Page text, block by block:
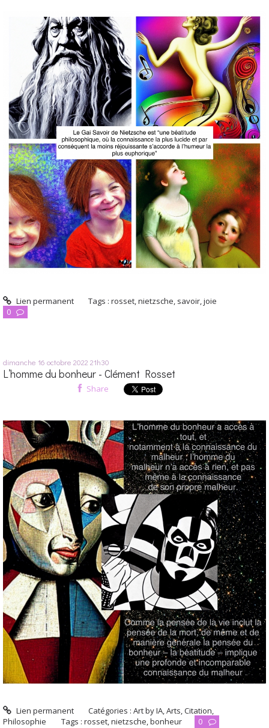
Lien permanent Tags :rosset,nietzsche, savoir,joie
0
dimanche 16 octobre 2022 21h30
L’homme du bonheur - Clément Rosset
Share
Lien permanent Catégories :Art by IA ,Arts ,Citation
Philosophie
Tags : rosset, nietzsche bonheur 0